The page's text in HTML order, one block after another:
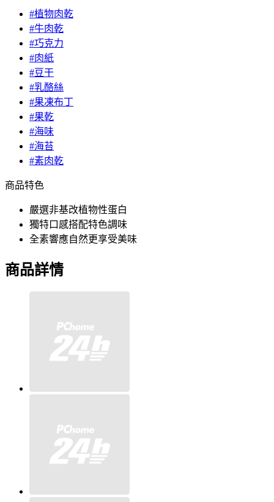
#植物肉乾
#牛肉乾
#巧克力
#肉紙
#豆干
#乳酪絲
#果凍布丁
#果乾
#海味
#海苔
#素肉乾
商品特色
嚴選非基改植物性蛋白
獨特口感搭配特色調味
全素響應自然更享受美味
商品詳情